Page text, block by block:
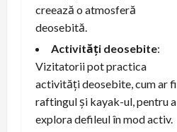
creează o atmosferă
deosebită.
Activități deosebite:
Vizitatorii pot practica
activități deosebite, cum ar fi
raftingul și kayak-ul, pentru a
explora defileul în mod activ.